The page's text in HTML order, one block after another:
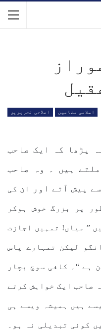
اسلامی مضامین اصلاحی تحریریں
پڑھا کہ ایک صاحب
ہیں ۔ وہ صاحب
پیش آتے اور
ان کی
پر بزرگ خوش ہوکر
” میاں! تمہیں اجازت
لیکن تمہارے پاس
ہے “۔ کافی سوچ بچار
صاحب ایک خواہش کرتے
ہیں ہمیشہ ویسے ہی
کوئی تبدیلی نہ ہو۔